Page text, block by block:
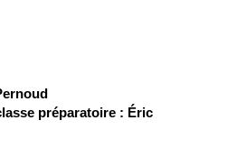
préparatoire : Éric